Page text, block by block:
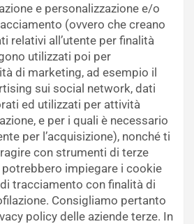
e personalizzazione e/o
(ovvero che creano
relativi all’utente per finalità
utilizzati poi per
di marketing, ad esempio il
sui social network, dati
ed utilizzati per attività
e per i quali è necessario
per l’acquisizione), nonché ti
con strumenti di terze
potrebbero impiegare i cookie
tracciamento con finalità di
Consigliamo pertanto
policy delle aziende terze. In